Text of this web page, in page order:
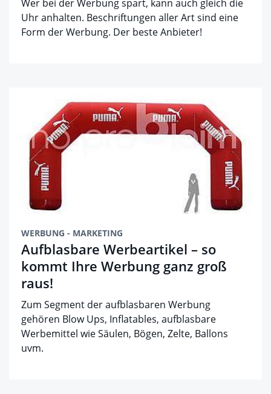
Wer bei der Werbung spart, kann auch gleich die
Uhr anhalten. Beschriftungen aller Art sind eine
Form der Werbung. Der beste Anbieter!
WERBUNG - MARKETING
Aufblasbare Werbeartikel – so
kommt Ihre Werbung ganz groß
raus!
Zum Segment der aufblasbaren Werbung
gehören Blow Ups, Inflatables, aufblasbare
Werbemittel wie Säulen, Bögen, Zelte, Ballons
uvm.